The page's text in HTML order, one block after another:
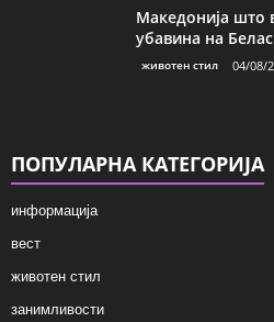
Македонија што
убавина на
животен стил 04/08/
ПОПУЛАРНА КАТЕГОРИЈА
информација
вест
животен стил
занимливости